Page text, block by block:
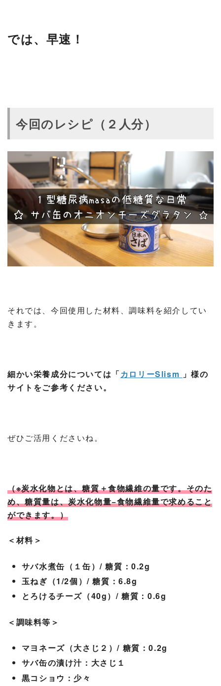
では、早速！
今回のレシピ（２人分）
それでは、今回使用した材料、調味料を紹介してい
きます。
細かい栄養成分については「カロリーSlism 」様の
サイトをご参考ください。
ぜひご活用くださいね。
（※炭水化物とは、糖質＋食物繊維の量です。そのた
め、糖質量は、炭水化物量−食物繊維量で求めること
ができます。）
＜材料＞
サバ水煮缶（１缶）/ 糖質：0.2g
玉ねぎ（1/2個）/ 糖質：6.8g
とろけるチーズ（40g）/ 糖質：0.6g
＜調味料等＞
マヨネーズ（大さじ２）/ 糖質：0.2g
サバ缶の漬け汁：大さじ１
黒コショウ：少々